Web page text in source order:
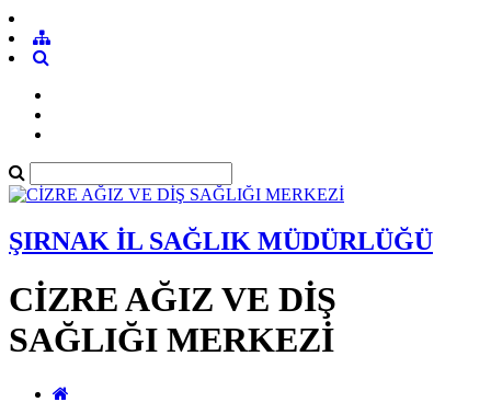
ŞIRNAK İL SAĞLIK MÜDÜRLÜĞÜ
CİZRE AĞIZ VE DİŞ
SAĞLIĞI MERKEZİ